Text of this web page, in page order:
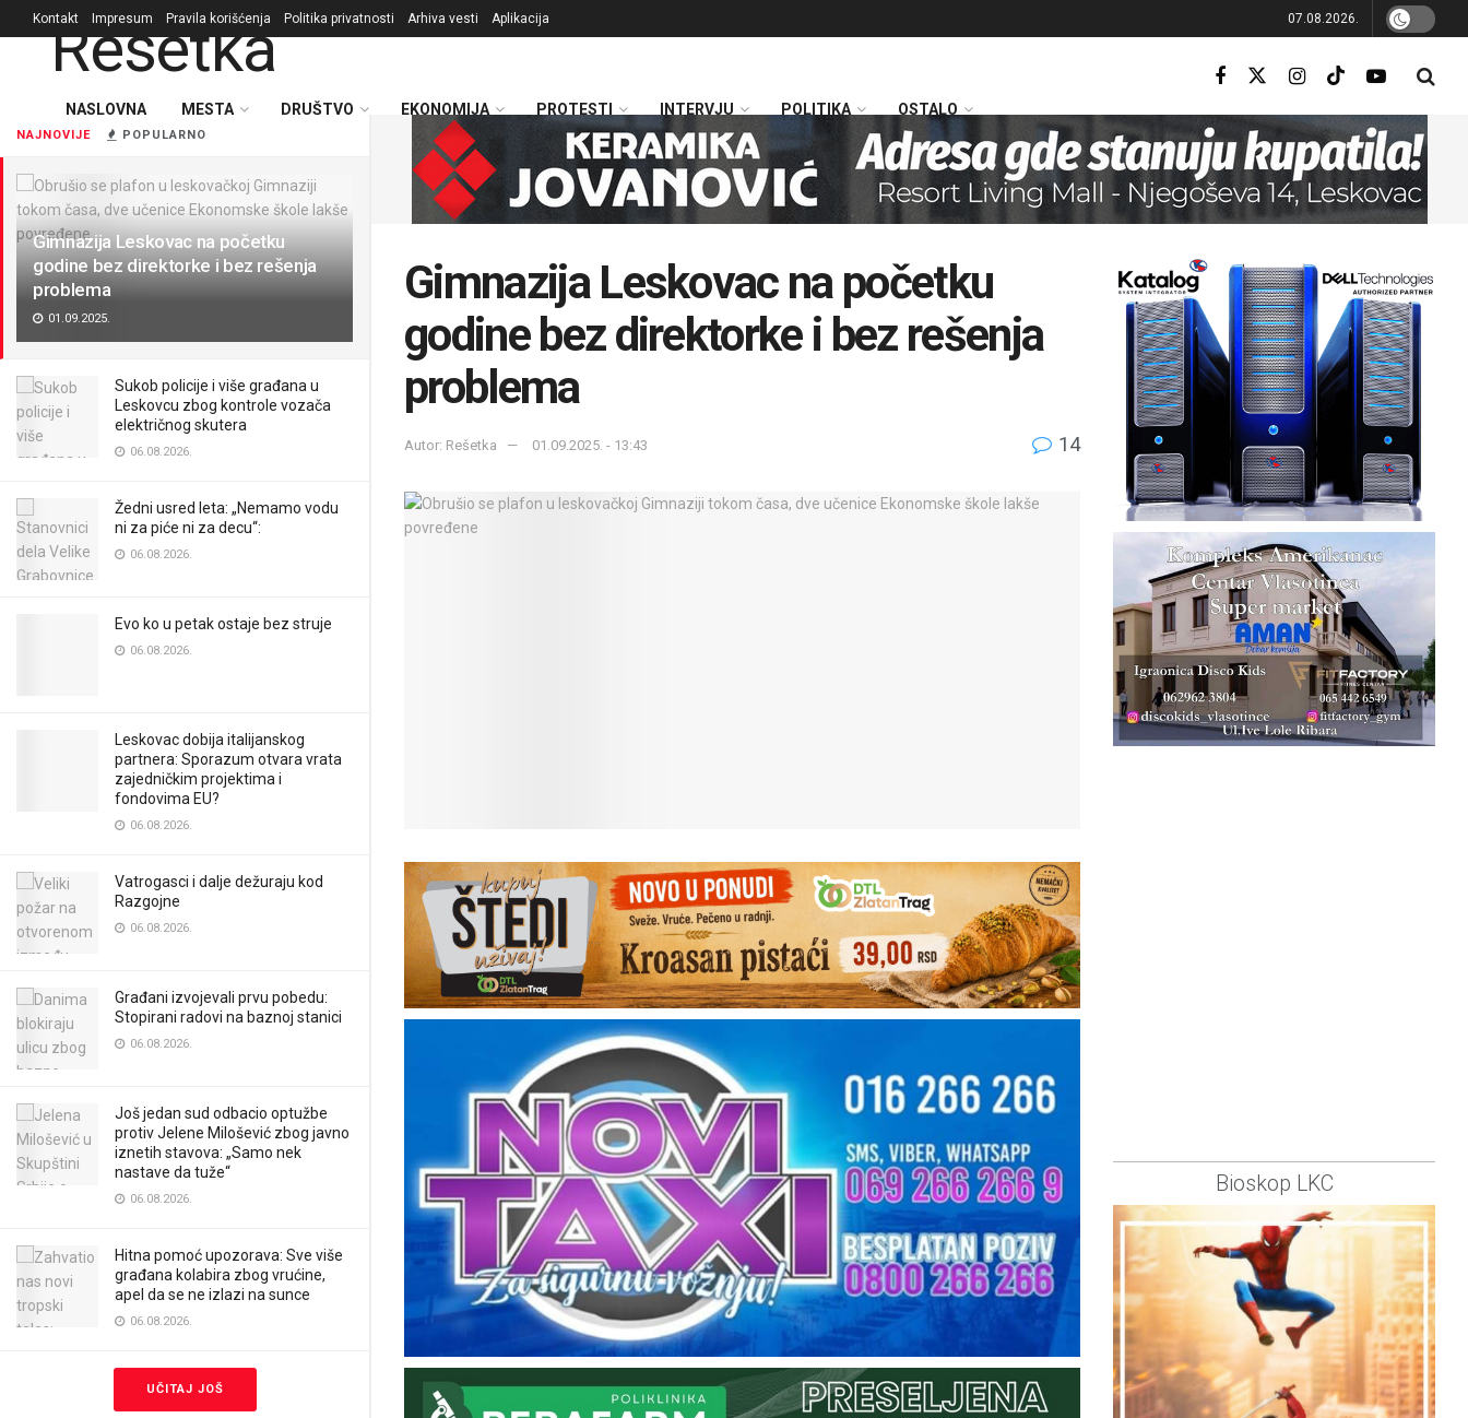
NAJNOVIJE POPULARNO
Gimnazija Leskovac na početku
godine bez direktorke i bez rešenja
problema
01.09.2025.
Sukob policije i više građana u
Leskovcu zbog kontrole vozača
električnog skutera
06.08.2026.
Žedni usred leta: „Nemamo vodu
ni za piće ni za decu“:
06.08.2026.
Evo ko u petak ostaje bez struje
06.08.2026.
Leskovac dobija italijanskog
partnera: Sporazum otvara vrata
zajedničkim projektima i
fondovima EU?
06.08.2026.
Vatrogasci i dalje dežuraju kod
Razgojne
06.08.2026.
Građani izvojevali prvu pobedu:
Stopirani radovi na baznoj stanici
06.08.2026.
Još jedan sud odbacio optužbe
protiv Jelene Milošević zbog javno
iznetih stavova: „Samo nek
nastave da tuže“
06.08.2026.
Hitna pomoć upozorava: Sve više
građana kolabira zbog vrućine,
apel da se ne izlazi na sunce
06.08.2026.
UČITAJ JOŠ
Kontakt Impresum Pravila korišćenja Politika privatnosti Arhiva vesti Aplikacija 07.08.2026.
NASLOVNA MESTA DRUŠTVO EKONOMIJA PROTESTI INTERVJU POLITIKA OSTALO
Gimnazija Leskovac na početku
godine bez direktorke i bez rešenja
problema
Autor: Rešetka 01.09.2025. - 13:43 14
Bioskop LKC